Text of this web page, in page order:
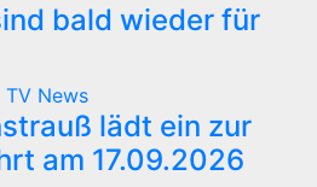
bald wieder für
TV News
lädt ein zur
am 17.09.2026